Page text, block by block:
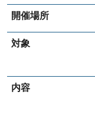
開催場所
対象
内容